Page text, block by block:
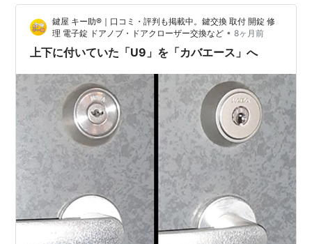
のみを違う種類の鍵にして、オートロック用のキーと分
けて使う運用する方法です。 お客様にご要望をお伺い…
鍵屋 キー助®｜口コミ・評判も掲載中。鍵交換 取付 開錠 修
理 電子錠 ドアノブ・ドアクローザー交換など • 8ヶ月前
上下に付いていた「U9」を「カバエース」へ